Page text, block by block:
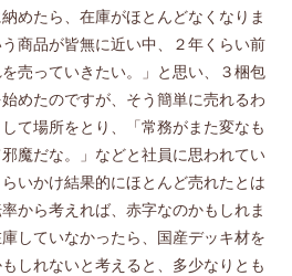
めたら、在庫がほとんどなくなりま
商品が皆無に近い中、２年くらい前
売っていきたい。」と思い、３梱包
めたのですが、そう簡単に売れるわ
て場所をとり、「常務がまた変なも
魔だな。」などと社員に思われてい
いかけ結果的にほとんど売れたとは
から考えれば、赤字なのかもしれま
していなかったら、国産デッキ材を
しれないと考えると、多少なりとも